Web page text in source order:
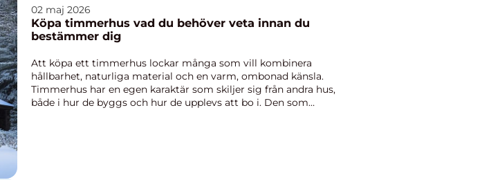
02 maj 2026
Köpa timmerhus vad du behöver veta innan du
bestämmer dig
Att köpa ett timmerhus lockar många som vill kombinera
hållbarhet, naturliga material och en varm, ombonad känsla.
Timmerhus har en egen karaktär som skiljer sig från andra hus,
både i hur de byggs och hur de upplevs att bo i. Den som